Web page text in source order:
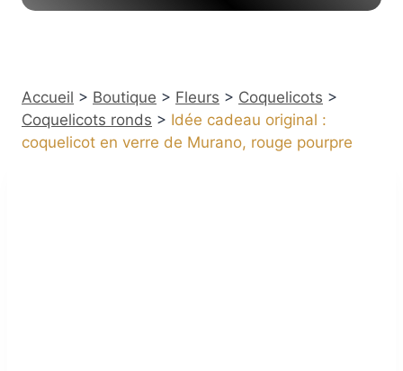
Accueil > Boutique > Fleurs > Coquelicots >
Coquelicots ronds > Idée cadeau original :
coquelicot en verre de Murano, rouge pourpre